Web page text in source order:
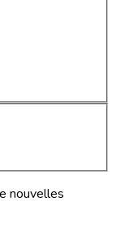
nouvelles